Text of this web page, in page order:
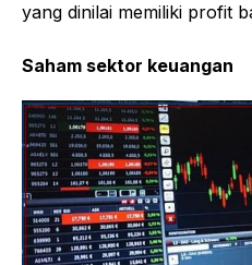
yang dinilai memiliki profit
Saham sektor keuangan